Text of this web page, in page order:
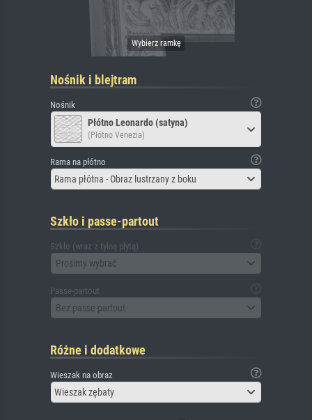
Nośnik i blejtram
Nośnik
Płótno Leonardo (satyna)
(Płótno Venezia)
Rama na płótno
Rama płótna - Obraz lustrzany z boku
Szkło i passe-partout
Szkło (wraz z tylną płytą)
Prosimy wybrać
Passe-partout
Bez passe-partout
Różne i dodatkowe
Wieszak na obraz
Wieszak zębaty